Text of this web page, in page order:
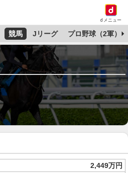
dメニュー
競馬 Jリーグ プロ野球（2軍）
2,449万円